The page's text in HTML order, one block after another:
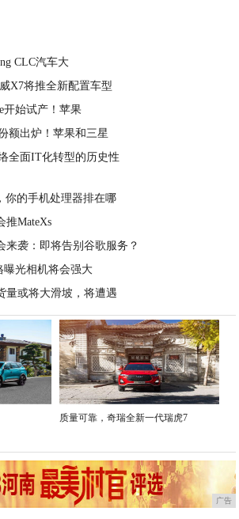
CLC汽车大
X7将推全新配置车型
开始试产！苹果
额出炉！苹果和三星
全面IT化转型的历史性
你的手机处理器排在哪
推MateXs
来袭：即将告别谷歌服务？
曝光相机将会强大
量或将大滑坡，将遭遇
2020-04-29
质量可靠，奇瑞全新一代瑞虎7
广告